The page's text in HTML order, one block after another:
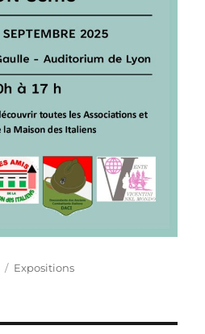
Catégories
Expositions